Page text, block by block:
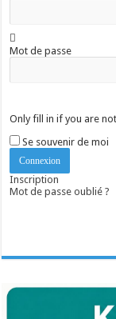
Mot de passe
Only fill in if you are
Se souvenir de moi
Inscription
Mot de passe oublié ?